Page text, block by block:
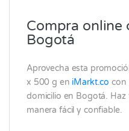
Compra online
Bogotá
Aprovecha esta
x 500 g en iMarkt.co con
domicilio en Bogotá.
manera fácil y confiable.